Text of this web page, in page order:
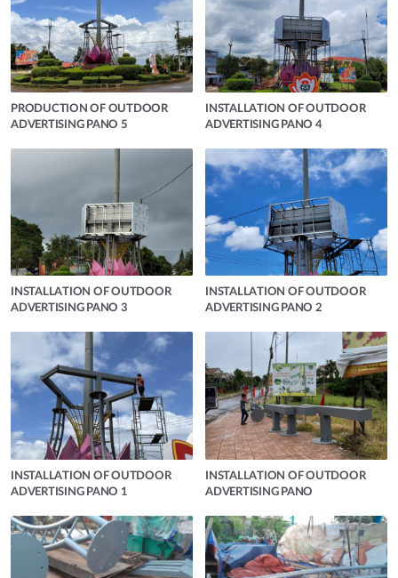
PRODUCTION OF OUTDOOR
ADVERTISING PANO 5
INSTALLATION OF OUTDOOR
ADVERTISING PANO 4
INSTALLATION OF OUTDOOR
ADVERTISING PANO 3
INSTALLATION OF OUTDOOR
ADVERTISING PANO 2
INSTALLATION OF OUTDOOR
ADVERTISING PANO 1
INSTALLATION OF OUTDOOR
ADVERTISING PANO